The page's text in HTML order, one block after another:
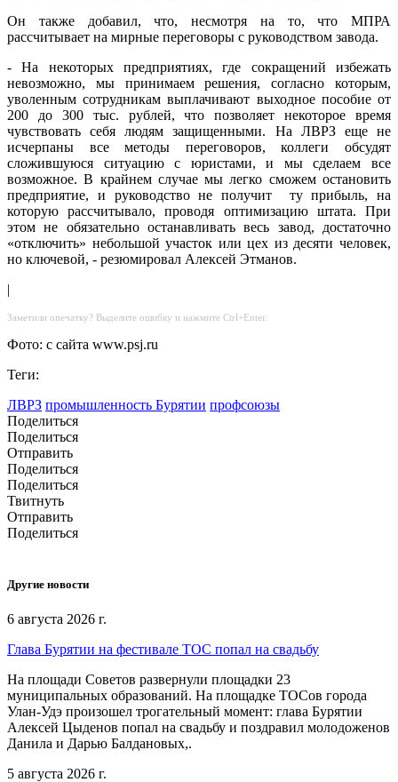
Он также добавил, что, несмотря на то, что МПРА
рассчитывает на мирные переговоры с руководством завода.
- На некоторых предприятиях, где сокращений избежать
невозможно, мы принимаем решения, согласно которым,
уволенным сотрудникам выплачивают выходное пособие от
200 до 300 тыс. рублей, что позволяет некоторое время
чувствовать себя людям защищенными. На ЛВРЗ еще не
исчерпаны все методы переговоров, коллеги обсудят
сложившуюся ситуацию с юристами, и мы сделаем все
возможное. В крайнем случае мы легко сможем остановить
предприятие, и руководство не получит ту прибыль, на
которую рассчитывало, проводя оптимизацию штата. При
этом не обязательно останавливать весь завод, достаточно
«отключить» небольшой участок или цех из десяти человек,
но ключевой, - резюмировал Алексей Этманов.
Заметили опечатку? Выделите ошибку и нажмите Ctrl+Enter.
Фото: с сайта www.psj.ru
Теги:
ЛВРЗ промышленность Бурятии профсоюзы
Поделиться
Поделиться
Отправить
Поделиться
Поделиться
Твитнуть
Отправить
Поделиться
Другие новости
6 августа 2026 г.
Глава Бурятии на фестивале ТОС попал на свадьбу
На площади Советов развернули площадки 23
муниципальных образований. На площадке ТОСов города
Улан-Удэ произошел трогательный момент: глава Бурятии
Алексей Цыденов попал на свадьбу и поздравил молодоженов
Данила и Дарью Балдановых,.
5 августа 2026 г.